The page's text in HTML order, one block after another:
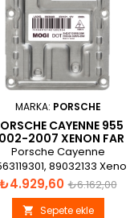
MARKA: PORSCHE
CAYENNE 955
2007 XENON FAR
BEYNI 95563119301
Porsche Cayenne
89032133 Xenon
Far Beyni
Fiyat
₺4.929,60 Normal
fiyat
₺6.162,00
 Sepete ekle